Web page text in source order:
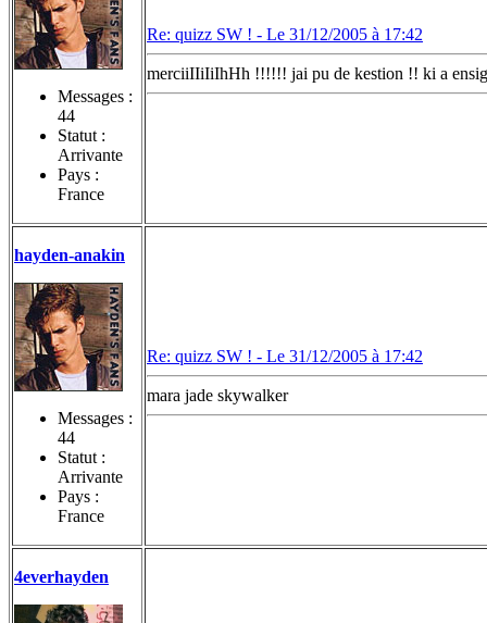
Messages :
44
Statut :
Arrivante
Pays :
France
Re: quizz SW ! - Le 31/12/2005 à 17:42
merciiIIiIiIhHh !!!!!! jai pu de kestion !! ki a
hayden-anakin
Messages :
44
Statut :
Arrivante
Pays :
France
Re: quizz SW ! - Le 31/12/2005 à 17:42
mara jade skywalker
4everhayden